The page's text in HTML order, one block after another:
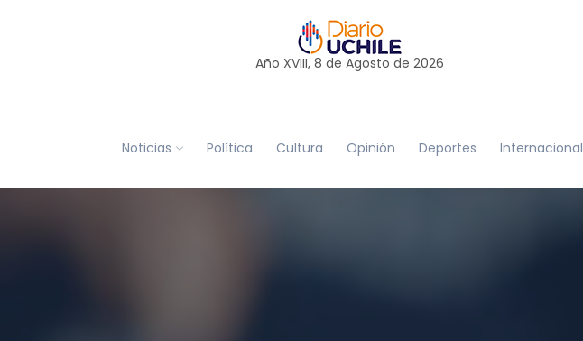
Año XVIII, 8 de Agosto de 2026
Noticias Política Cultura Opinión Deportes Internacional